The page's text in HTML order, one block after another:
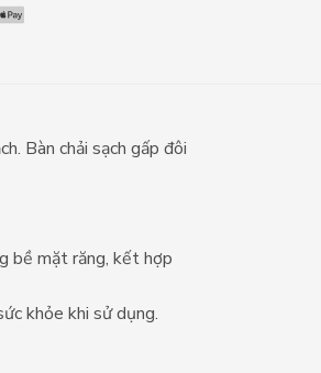
Bàn chải sạch gấp đôi
bề mặt răng, kết hợp
khỏe khi sử dụng.